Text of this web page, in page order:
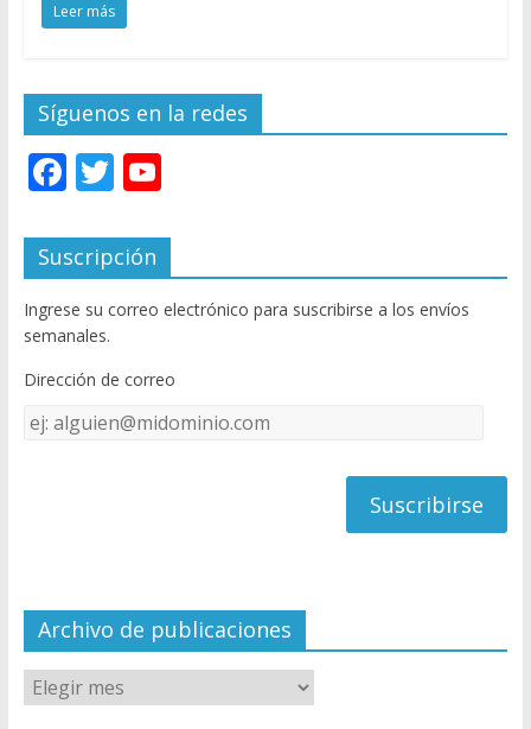
Leer más
Síguenos en la redes
F
e
b
o
o
k
T
itt
er
Y
u
T
u
e
C
el
Suscripción
Ingrese su correo electrónico para suscribirse a los envíos
semanales.
Dirección de correo
Dirección
de
Archivo de publicaciones